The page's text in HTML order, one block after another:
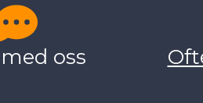
oss